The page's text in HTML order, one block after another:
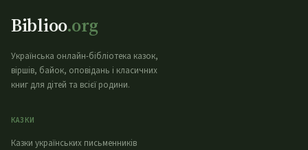
Biblioo.org
Українська онлайн-бібліотека казок,
віршів, байок, оповідань і класичних
книг для дітей та всієї родини.
КАЗКИ
Казки українських письменників